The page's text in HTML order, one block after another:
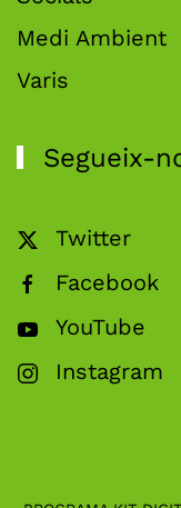
Medi Ambient
Varis
Segueix-
Twitter
Facebook
YouTube
Instagram